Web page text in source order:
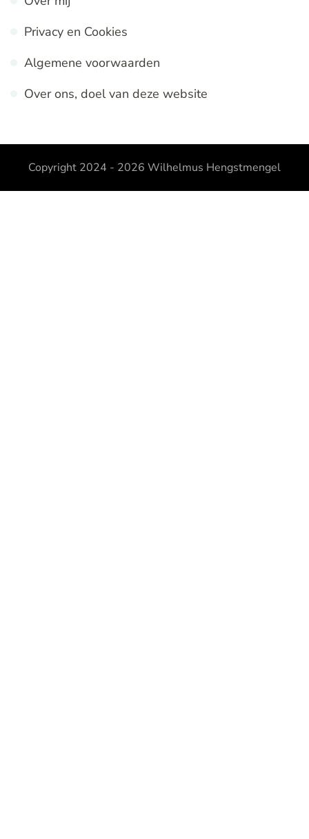
Privacy en Cookies
Algemene voorwaarden
Over ons, doel van deze website
Copyright 2024 - 2026 Wilhelmus Hengstmengel